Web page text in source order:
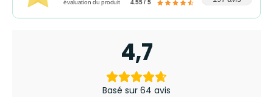
évaluation du produit
4.55 / 5
4,7
Basé sur 64 avis